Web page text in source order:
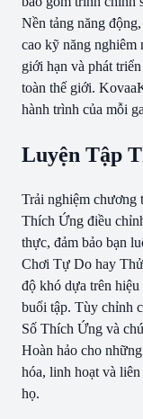
Nền tảng năng
cao kỹ năng nghiêm
giới hạn và phát
toàn thế giới.
hành trình của mỗi
Luyện Tập
Trải nghiệm chương
Thích Ứng điều
thực, đảm bảo bạn
Chơi Tự Do hay
độ khó dựa trên hiệu
buổi tập. Tùy chỉnh
Số Thích Ứng và
Hoàn hảo cho
hóa, linh hoạt và
họ.